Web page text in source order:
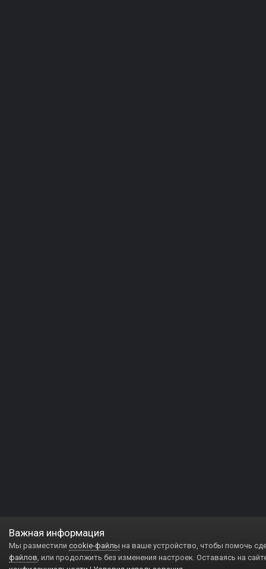
Важная информация
Мы разместили cookie-файлы на ваше устройство, чтобы помочь
файлов, или продолжить без изменения настроек. Оставаясь на